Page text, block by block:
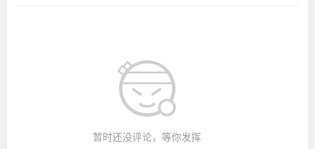
暂时还没评论，等你发挥